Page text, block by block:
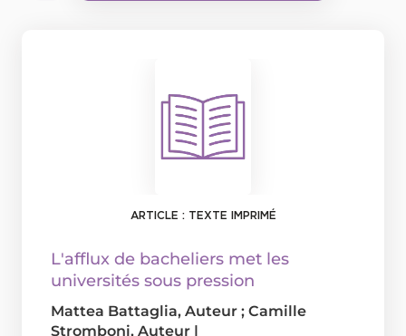
ARTICLE : TEXTE IMPRIMÉ
L'afflux de bacheliers met les
universités sous pression
Mattea Battaglia, Auteur ; Camille
Stromboni, Auteur |